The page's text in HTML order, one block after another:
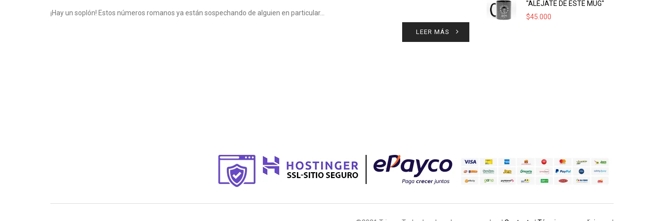
¡Hay un soplón! Estos números romanos ya están sospechando de alguien en particular…
LEER MÁS
"ALÉJATE DE ESTE MUG"
$45.000